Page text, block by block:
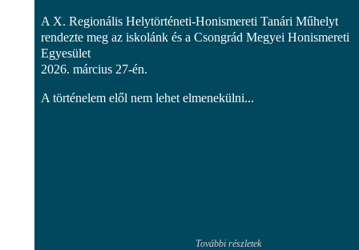
A X. Regionális Helytörténeti-Honismereti Tanári Műhelyt
rendezte meg az iskolánk és a Csongrád Megyei Honismereti
Egyesület
2026. március 27-én.
A történelem elől nem lehet elmenekülni...
További részletek